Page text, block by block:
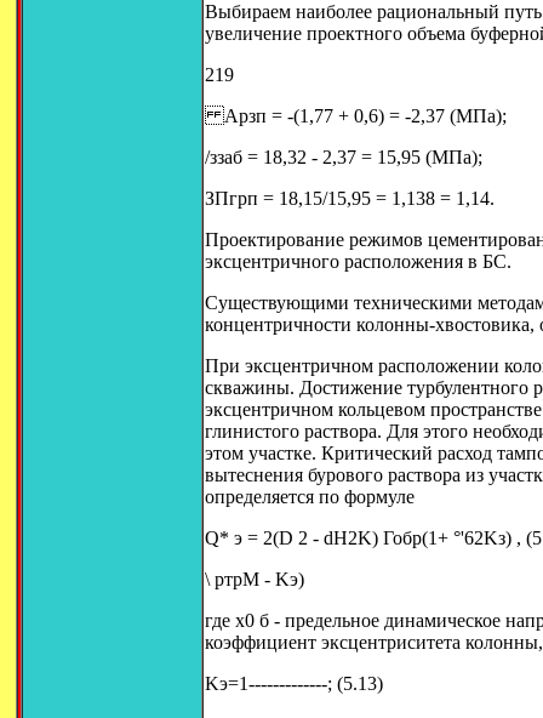
Выбираем наиболее рациональный
увеличение проектного объема
219
Арзп = -(1,77 + 0,6) = -2,37 (МПа);
/ззаб = 18,32 - 2,37 = 15,95 (МПа);
ЗПгрп = 18,15/15,95 = 1,138 = 1,14.
Проектирование режимов
эксцентричного расположения в БС.
Существующими техническими
концентричности колонны-
При эксцентричном расположении
скважины. Достижение турбулентного
эксцентричном кольцевом
глинистого раствора. Для этого
этом участке. Критический расход
вытеснения бурового раствора из
определяется по формуле
Q* э = 2(D 2 - dH2K) Гобр(1+ °'62Kз) ,
\ ртрМ - Kэ)
где х0 б - предельное динамическое
коэффициент эксцентриситета колонны,
Kэ=1-------------; (5.13)